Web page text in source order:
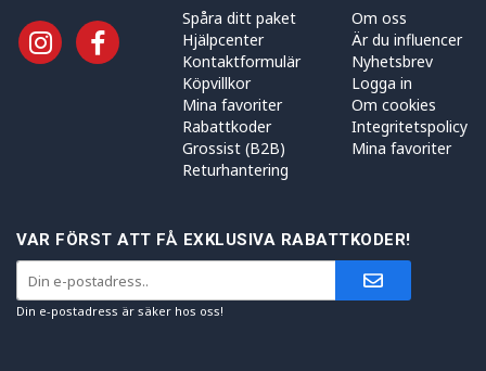
Spåra ditt paket
Hjälpcenter
Kontaktformulär
Köpvillkor
Mina favoriter
Rabattkoder
Grossist (B2B)
Returhantering
Om oss
Är du influencer
Nyhetsbrev
Logga in
Om cookies
Integritetspolicy
Mina favoriter
VAR FÖRST ATT FÅ EXKLUSIVA RABATTKODER!
Din e-postadress är säker hos oss!